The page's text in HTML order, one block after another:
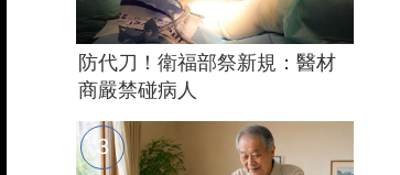
防代刀！衛福部祭新規：醫材
商嚴禁碰病人